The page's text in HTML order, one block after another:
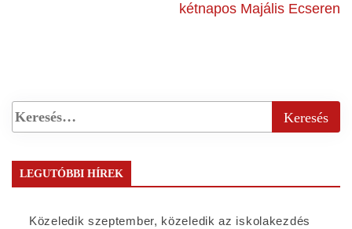
kétnapos Majális Ecseren
LEGUTÓBBI HÍREK
Közeledik szeptember, közeledik az iskolakezdés